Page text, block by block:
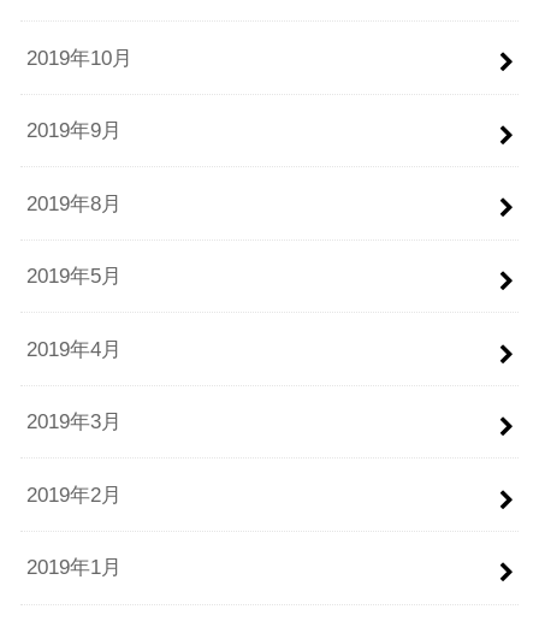
2019年10月
2019年9月
2019年8月
2019年5月
2019年4月
2019年3月
2019年2月
2019年1月